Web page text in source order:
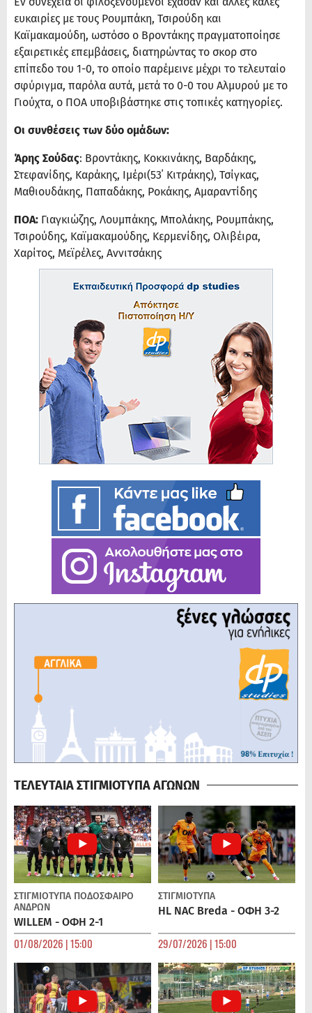
ευκαιρίες με τους Ρουμπάκη, Τσιρούδη και
Καϊμακαμούδη, ωστόσο ο Βροντάκης πραγματοποίησε
εξαιρετικές επεμβάσεις, διατηρώντας το σκορ στο
επίπεδο του 1-0, το οποίο παρέμεινε μέχρι το τελευταίο
σφύριγμα, παρόλα αυτά, μετά το 0-0 του Αλμυρού με το
Γιούχτα, ο ΠΟΑ υποβιβάστηκε στις τοπικές κατηγορίες.
Οι συνθέσεις των δύο ομάδων:
Άρης Σούδας: Βροντάκης, Κοκκινάκης, Βαρδάκης,
Στεφανίδης, Καράκης, Ιμέρι(53΄ Κιτράκης), Τσίγκας,
Μαθιουδάκης, Παπαδάκης, Ροκάκης, Αμαραντίδης
ΠΟΑ: Γιαγκιώζης, Λουμπάκης, Μπολάκης, Ρουμπάκης,
Τσιρούδης, Καϊμακαμούδης, Κερμενίδης, Ολιβέιρα,
Χαρίτος, Μεϊρέλες, Αννιτσάκης
ΤΕΛΕΥΤΑΙΑ ΣΤΙΓΜΙΟΤΥΠΑ ΑΓΩΝΩΝ
ΣΤΙΓΜΙΟΤΥΠΑ ΠΟΔΌΣΦΑΙΡΟ
ΑΝΔΡΏΝ
WILLEM - ΟΦΗ 2-1
01/08/2026 | 15:00
ΣΤΙΓΜΙΟΤΥΠΑ
HL NAC Breda - ΟΦΗ 3-2
29/07/2026 | 15:00